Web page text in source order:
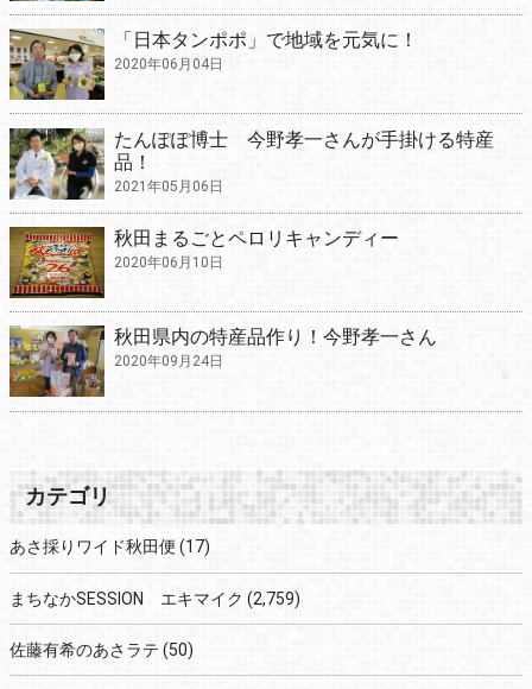
「日本タンポポ」で地域を元気に！
2020年06月04日
たんぽぽ博士 今野孝一さんが手掛ける特産
品！
2021年05月06日
秋田まるごとペロリキャンディー
2020年06月10日
秋田県内の特産品作り！今野孝一さん
2020年09月24日
カテゴリ
あさ採りワイド秋田便 (17)
まちなかSESSION エキマイク (2,759)
佐藤有希のあさラテ (50)